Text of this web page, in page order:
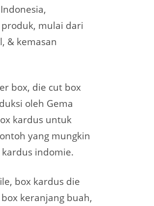
produk, mulai dari
& kemasan
box, die cut box
oleh Gema
kardus untuk
yang mungkin
indomie.
box kardus die
keranjang buah,